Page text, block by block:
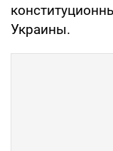
Украины.